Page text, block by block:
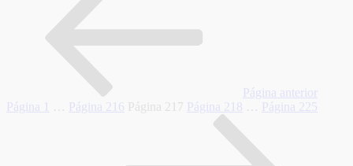
Página anterior
Página
Página 216 Página 217 Página 218 Página 225